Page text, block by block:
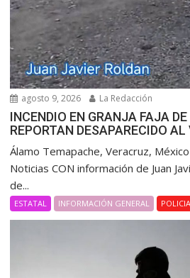
agosto 9, 2026 La Redacción
INCENDIO EN GRANJA FAJA
REPORTAN DESAPARECIDO AL
Álamo Temapache, Veracruz,
Noticias CON información de Juan
de...
ESTATAL INFORMACIÓN GENERAL